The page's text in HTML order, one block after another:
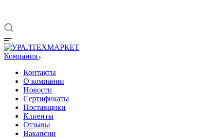
Компания
Контакты
О компании
Новости
Сертификаты
Поставщики
Клиенты
Отзывы
Вакансии